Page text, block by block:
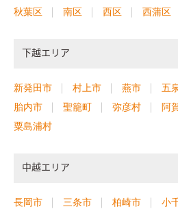
秋葉区
南区 西区 西蒲区
下越エリア
新発田市 村上市 燕市 五
胎内市
聖籠町 弥彦村 阿
粟島浦村
中越エリア
長岡市 三条市 柏崎市 小